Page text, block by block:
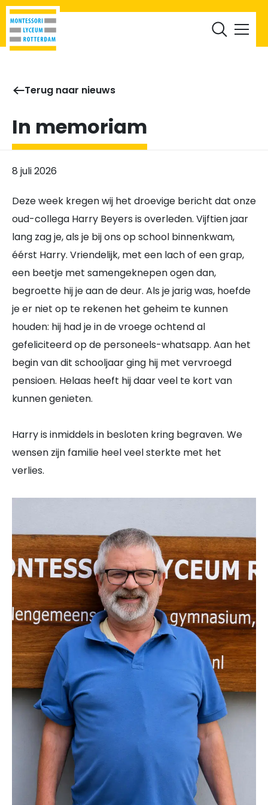
RML Leerlingen Documenten
Terug naar nieuws
In memoriam
8 juli 2026
Deze week kregen wij het droevige bericht dat onze
oud-collega Harry Beyers is overleden. Vijftien jaar
lang zag je, als je bij ons op school binnenkwam,
éérst Harry. Vriendelijk, met een lach of een grap,
een beetje met samengeknepen ogen dan,
begroette hij je aan de deur. Als je jarig was, hoefde
je er niet op te rekenen het geheim te kunnen
houden: hij had je in de vroege ochtend al
gefeliciteerd op de personeels-whatsapp. Aan het
begin van dit schooljaar ging hij met vervroegd
pensioen. Helaas heeft hij daar veel te kort van
kunnen genieten.
Harry is inmiddels in besloten kring begraven. We
wensen zijn familie heel veel sterkte met het
verlies.